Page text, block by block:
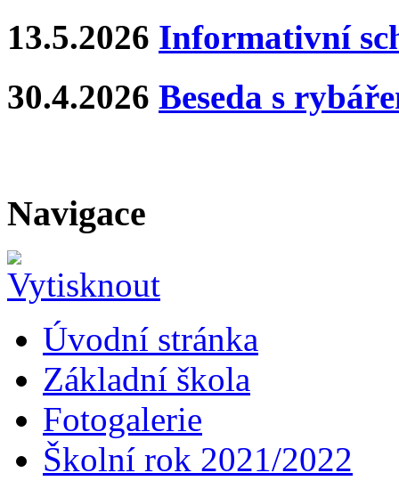
13.5.2026 Informativní
30.4.2026 Beseda s
Navigace
Úvodní stránka
Základní škola
Fotogalerie
Školní rok 2021/2022